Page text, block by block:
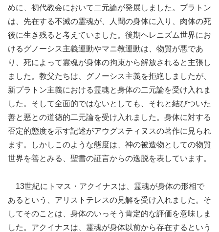
めに、初代教会において二元論が発展しました。プラトン
は、先在する不滅の霊魂が、人間の身体に入り、肉体の死
後に生き残ると考えていました。後期ヘレニズム世界にお
けるグノーシス主義運動やマニ教運動は、物質が悪であ
り、死によって霊魂が身体の拘束から解放されると主張し
ました。教父たちは、グノーシス主義を拒絶しましたが、
新プラトン主義における霊魂と身体の二元論を受け入れま
した。そして全面的ではないとしても、それと結びついた
善と悪との道徳的二元論を受け入れました。身体に対する
否定的態度を示す記述がアウグスティヌスの著作に見られ
ます。しかしこのような態度は、神の被造物としての物質
世界を善とみる、聖書の証言からの逸脱を表しています。
13世紀にトマス・アクイナスは、霊魂が身体の形相で
あるという、アリストテレスの見解を受け入れました。そ
してそのことは、身体のいっそう肯定的な評価を意味しま
した。アクイナスは、霊魂が身体以前から存在するという